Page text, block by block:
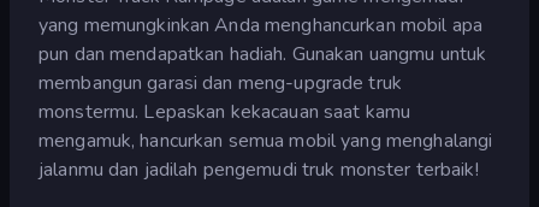
yang memungkinkan Anda menghancurkan mobil apa
pun dan mendapatkan hadiah. Gunakan uangmu untuk
membangun garasi dan meng-upgrade truk
monstermu. Lepaskan kekacauan saat kamu
mengamuk, hancurkan semua mobil yang menghalangi
jalanmu dan jadilah pengemudi truk monster terbaik!